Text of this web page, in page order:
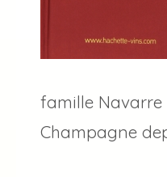
famille
Champagne